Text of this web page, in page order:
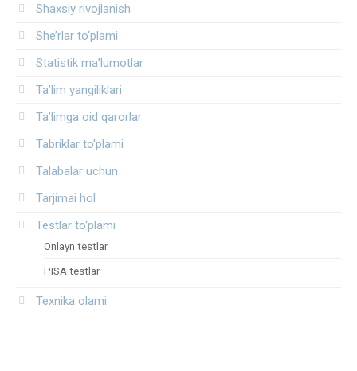
Shaxsiy rivojlanish
She’rlar to‘plami
Statistik ma’lumotlar
Ta’lim yangiliklari
Ta’limga oid qarorlar
Tabriklar to'plami
Talabalar uchun
Tarjimai hol
Testlar to‘plami
Onlayn testlar
PISA testlar
Texnika olami